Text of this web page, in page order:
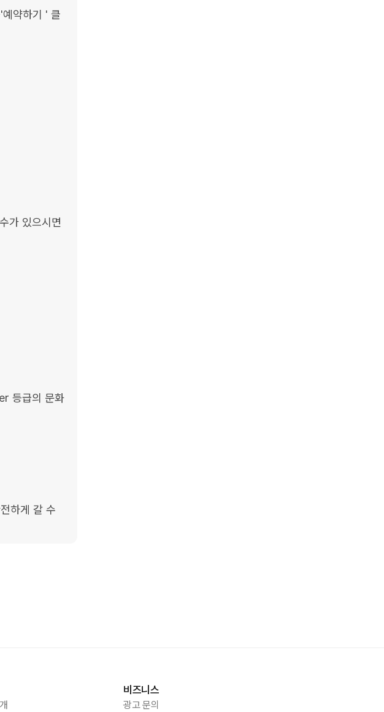
약하기 ' 클
가 있으시면
등급의 문화
하게 갈 수
비즈니스
광고 문의